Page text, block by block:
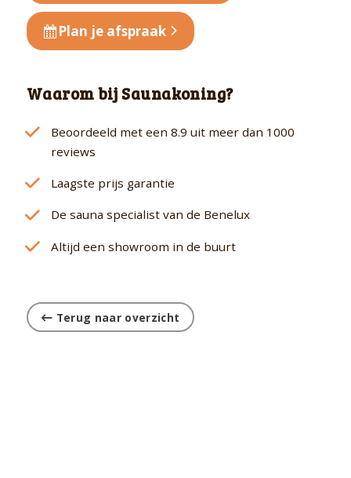
Plan je afspraak
Waarom bij Saunakoning?
Beoordeeld met een 8.9 uit meer dan 1000
reviews
Laagste prijs garantie
De sauna specialist van de Benelux
Altijd een showroom in de buurt
Terug naar overzicht